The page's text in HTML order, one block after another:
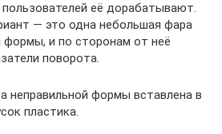
её дорабатывают.
— это одна небольшая фара
формы, и по сторонам от неё
поворота.
неправильной формы вставлена в
пластика.